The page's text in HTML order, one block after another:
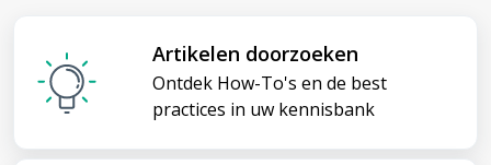
Artikelen doorzoeken
Ontdek How-To's en de best
practices in uw kennisbank